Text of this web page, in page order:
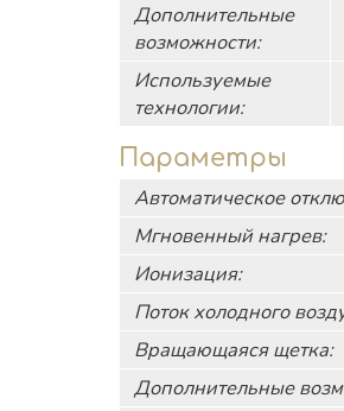
Дополнительные
возможности:
Используемые
технологии:
Параметры
Автоматическое
Мгновенный нагрев:
Ионизация:
Поток холодного
Вращающаяся щетка:
Дополнительные